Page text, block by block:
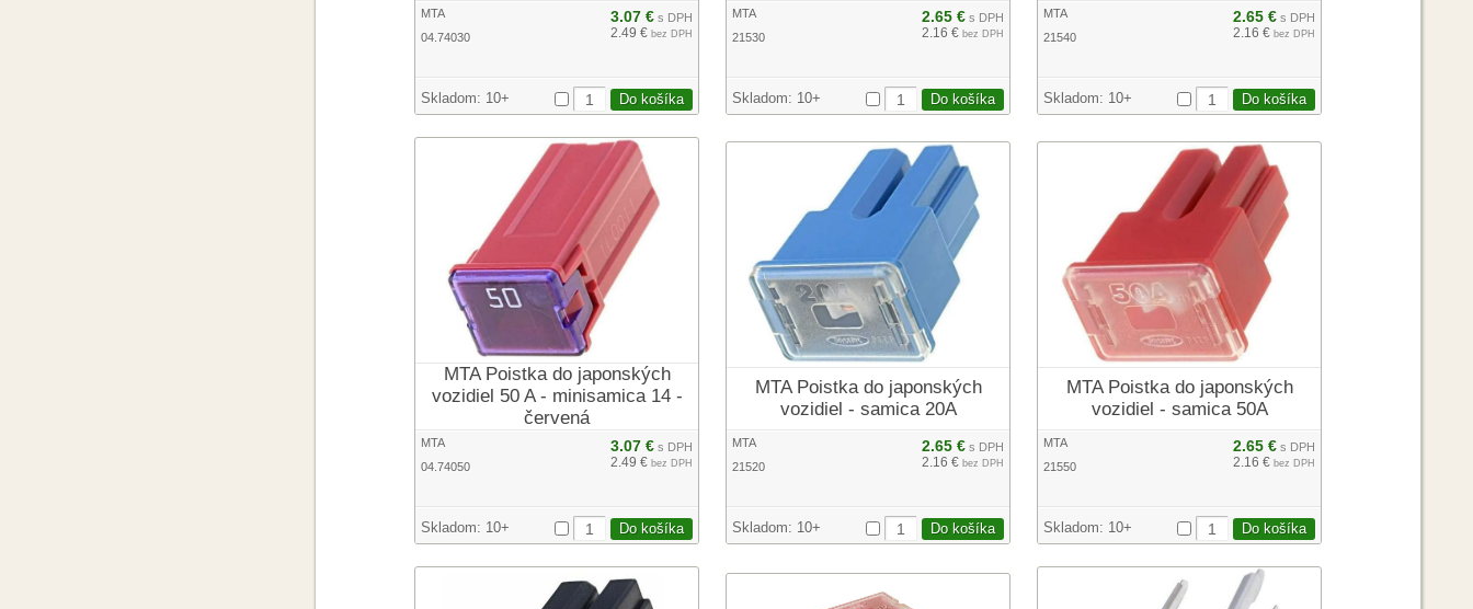
MTA
04.74030
3.07 € s DPH
2.49 € bez DPH
Skladom: 10+
MTA
21530
2.65 € s DPH
2.16 € bez DPH
Skladom: 10+
MTA
21540
2.65 € s DPH
2.16 € bez DPH
Skladom: 10+
MTA Poistka do japonských
vozidiel 50 A - minisamica 14 -
červená
MTA
04.74050
3.07 € s DPH
2.49 € bez DPH
Skladom: 10+
MTA Poistka do japonských
vozidiel - samica 20A
MTA
21520
2.65 € s DPH
2.16 € bez DPH
Skladom: 10+
MTA Poistka do japonských
vozidiel - samica 50A
MTA
21550
2.65 € s DPH
2.16 € bez DPH
Skladom: 10+